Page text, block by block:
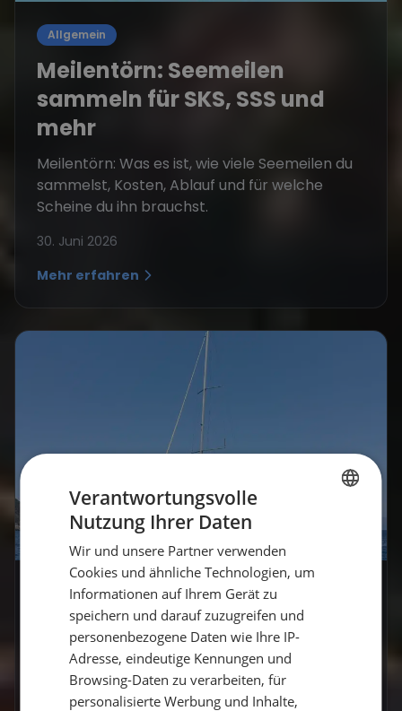
Allgemein
Meilentörn: Seemeilen
sammeln für SKS, SSS und
mehr
Meilentörn: Was es ist, wie viele Seemeilen du
sammelst, Kosten, Ablauf und für welche
Scheine du ihn brauchst.
30. Juni 2026
Mehr erfahren
Allgemein
Seemeilenbestätigung:
Nachweis und Beantragung
für deine Scheine
Verantwortungsvolle
Nutzung Ihrer Daten
Wir und unsere Partner verwenden
Cookies und ähnliche Technologien, um
Informationen auf Ihrem Gerät zu
speichern und darauf zuzugreifen und
personenbezogene Daten wie Ihre IP-
Adresse, eindeutige Kennungen und
Browsing-Daten zu verarbeiten, für
personalisierte Werbung und Inhalte,